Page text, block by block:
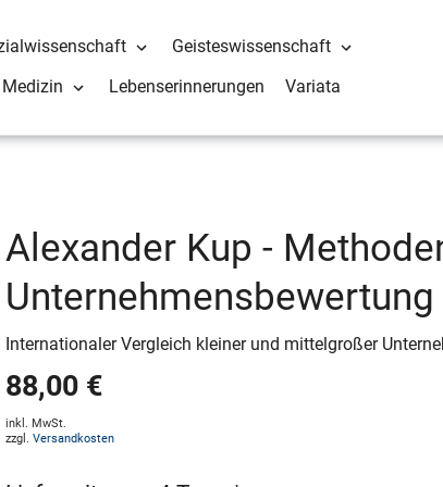
Geisteswissenschaft
Lebenserinnerungen Variata
Alexander Kup -
Unternehmensbewertung
Internationaler Vergleich kleiner und mittelgroßer
88,00 €
inkl. MwSt.
zzgl. Versandkosten